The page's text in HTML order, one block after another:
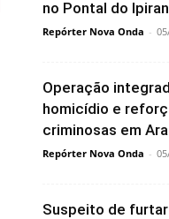
no Pontal do
Repórter Nova Onda -
Operação
homicídio e
criminosas em
Repórter Nova Onda -
Suspeito de